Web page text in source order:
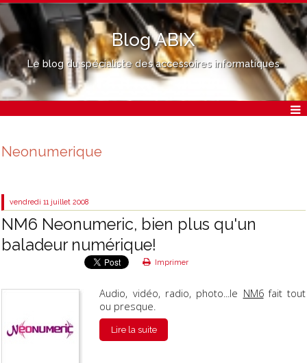
Blog ABIX
Le blog du spécialiste des accessoires informatiques
Neonumerique
vendredi 11 juillet 2008
NM6 Neonumeric, bien plus qu'un
baladeur numérique!
Imprimer
Audio, vidéo, radio, photo...le NM6fait tout
ou presque.
Lire la suite